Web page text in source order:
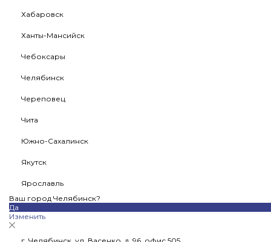
Хабаровск
Ханты-Мансийск
Чебоксары
Челябинск
Череповец
Чита
Южно-Сахалинск
Якутск
Ярославль
Ваш город Челябинск?
Да
Изменить